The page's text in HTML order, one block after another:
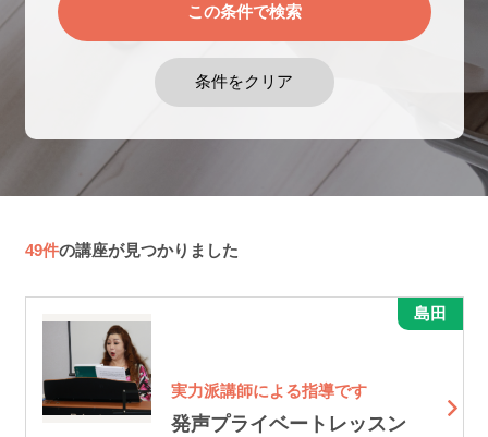
49件の講座が見つかりました
実力派講師による指導です
発声プライベートレッスン
島田